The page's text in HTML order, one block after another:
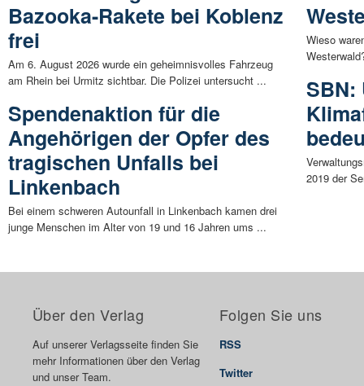
Bazooka-Rakete bei Koblenz
frei
Am 6. August 2026 wurde ein geheimnisvolles Fahrzeug
am Rhein bei Urmitz sichtbar. Die Polizei untersucht ...
Spendenaktion für die
Angehörigen der Opfer des
tragischen Unfalls bei
Linkenbach
Bei einem schweren Autounfall in Linkenbach kamen drei
junge Menschen im Alter von 19 und 16 Jahren ums ...
Wieso
SBN:
2019 der
Über den Verlag
Auf unserer Verlagsseite finden Sie
mehr Informationen über den Verlag
und unser Team.
Folgen Sie uns
RSS
Twitter